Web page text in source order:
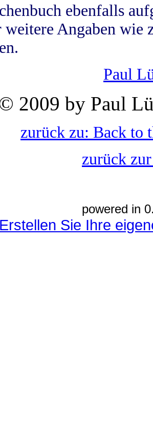
ebenfalls
weitere Angaben wie
Paul
2009 by Paul
zurück zu: Back to
zurück
powered in
Erstellen Sie Ihre